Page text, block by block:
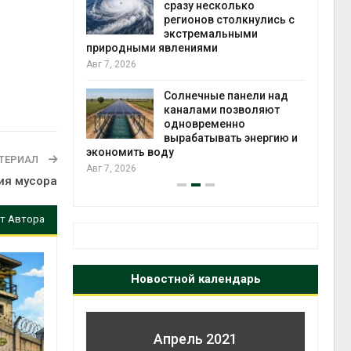
мусора
Автора
столкнулись с
энергию и
вторсырья
Авг 6, 2026
Учёные предложили
ветра
Авг 6, 2026
Новостной календарь
Апрель 2021